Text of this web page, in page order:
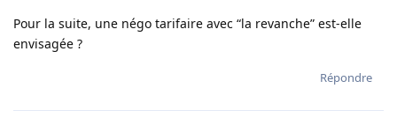
Pour la suite, une négo tarifaire avec “la revanche” est-elle
envisagée ?
Répondre